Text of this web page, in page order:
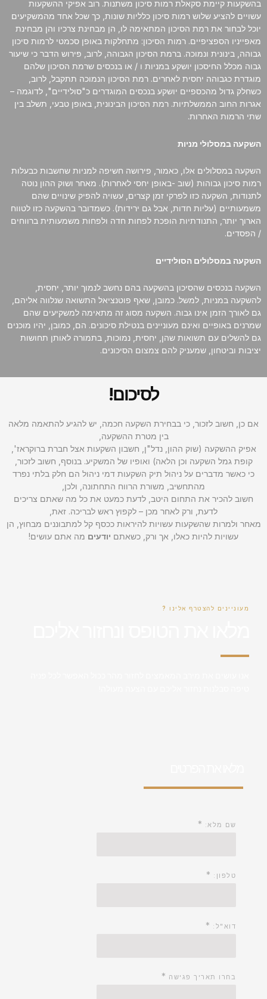
בהשקעות קיימת סקאלת רמות סיכון משתנות. רוב אפיקי ההשקעות
עשויים להציע שלוש רמות סיכון כלליות שונות, כך שכל אחד מהמשקיעים
יוכל לבחור את רמת הסיכון המתאימה לו, הן מבחינת צרכיו והן מבחינת
מאפייניו הספציפיים. רמות הסיכון: מתחלקות באופן סכמטי לרמות סיכון
גבוהה, בינונית ונמוכה. ברמת הסיכון הגבוהה, לרוב, פירוש הדבר כי שיעור
גבוה מכלל החיסכון יושקע במניות ו / או בנכסים שרמת הסיכון שלהם
מוגדרת כגבוהה יחסית לאחרים. רמת הסיכון הנמוכה תתקבל, לרוב,
כשחלק גדול מהכספיים יושקע בנכסים המוגדרים כ"סולידיים", לדוגמה –
אגרות החוב הממשלתיות. רמת הסיכון הבינונית, באופן טבעי, תשלב בין
שתי הרמות האחרות.
השקעה במסלולי מניות
השקעה במסלולים אלו, כאמור, פירושה חשיפה למניות שחשבות כבעלות
רמות סיכון גבוהות (שוב -באופן יחסי לאחרות). מאחר ושוק ההון נוטה
לתנודות, השקעה כזו לפרקי זמן קצרים, עשויה להפיק שינויים שהם
משמעותיים (עליות חדות, אבל גם ירידות). כשמדובר בהשקעה כזו לטווח
הארוך יותר, התנודתיות הופכת לפחות חדה ולפחות משמעותית ברווחים
/ הפסדים.
השקעה במסלולים הסולידיים
השקעה בנכסים שהסיכון בהשקעה בהם נחשב לנמוך יותר, יחסית,
להשקעה במניות, למשל. כמובן, שאף פוטנציאל התשואה שנלווה אליהם,
גם לאורך הזמן אינו גבוה. השקעה מסוג זה מתאימה למשקיעים שהם
שמרנים באופיים ואינם מעוניינים בנטילת סיכונים. הם, כמובן, יהיו מוכנים
גם להשלים עם תשואות שהן, יחסית, נמוכות, בתמורה לאותן תחושות
יציבות וביטחון, שמעניק להם צמצום הסיכונים.
לסיכום!
אם כן, חשוב לזכור, כי בבחירת השקעה חכמה, יש להגיע להתאמה מלאה
בין מטרת ההשקעה,
אפיק ההשקעה (שוק ההון, נדל"ן, חשבון השקעות אצל חברת ברוקראז',
קופת גמל השקעה וכן הלאה) ואופיו של המשקיע. בנוסף, חשוב לזכור,
כי כאשר מדברים על ניהול תיק השקעות דמי ניהול הם חלק בלתי נפרד
מהתחשיב, משורת הרווח התחתונה, ולכן,
חשוב להכיר את התחום היטב, לדעת כמעט את כל מה שאתם צריכים
לדעת, ורק לאחר מכן – לקפוץ ראש לבריכה. זאת,
מאחר ולמרות שהשקעות עשויות להיראות ככסף קל למתבוננים מבחוץ, הן
עשויות להיות כאלו, אך ורק, כשאתם יודעים מה אתם עושים!
מעוניינים להצטרף אלינו ?
שם מלא: *
טלפון: *
דוא"ל: *
בחרו תאריך פגישה *